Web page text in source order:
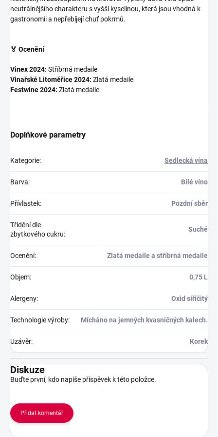
neutrálnějšího charakteru s vyšší kyselinou, která jsou vhodná k
gastronomii a nepřebíjejí chuť pokrmů.
🏅 Ocenění
Vinex 2024: Stříbrná medaile
Vinařské Litoměřice 2024: Zlatá medaile
Festwine 2024: Zlatá medaile
Doplňkové parametry
Kategorie: Sedlecká vína
Barva: Bílé víno
Přívlastek: Pozdní sběr
Třídění dle
zbytkového cukru:
Suché
Ocenění: Zlatá medaile a stříbrná medaile
Objem: 0,75 L
Alergeny: Oxid siřičitý
Technologie výroby: Mícháno na jemných kvasničných kalech.
Uzávěr: Korek
Diskuze
Buďte první, kdo napíše příspěvek k této položce.
Přidat komentář